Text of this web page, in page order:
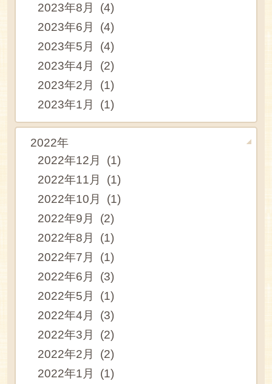
2023年8月 (4)
2023年6月 (4)
2023年5月 (4)
2023年4月 (2)
2023年2月 (1)
2023年1月 (1)
2022年
2022年12月 (1)
2022年11月 (1)
2022年10月 (1)
2022年9月 (2)
2022年8月 (1)
2022年7月 (1)
2022年6月 (3)
2022年5月 (1)
2022年4月 (3)
2022年3月 (2)
2022年2月 (2)
2022年1月 (1)